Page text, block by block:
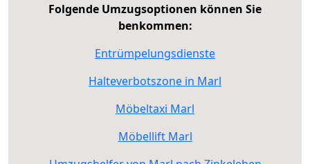
Folgende Umzugsoptionen können Sie
benkommen:
Entrümpelungsdienste
Halteverbotszone in Marl
Möbeltaxi Marl
Möbellift Marl